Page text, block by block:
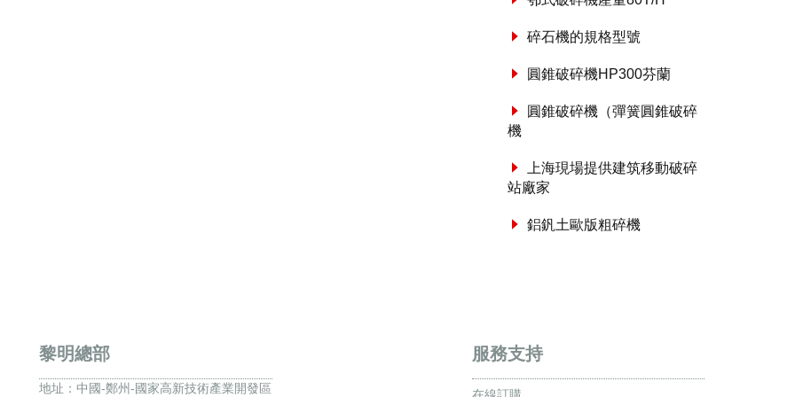
碎石機的規格型號
圓錐破碎機HP300芬蘭
圓錐破碎機（彈簧圓錐破碎
機
上海現場提供建筑移動破碎
站廠家
鋁釩土歐版粗碎機
黎明總部
地址： 中國-鄭州-國家高新技術產業開發區
服務支持